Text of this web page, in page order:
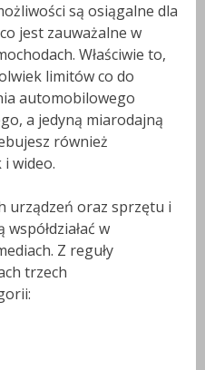
są osiągalne dla
jest zauważalne w
Właściwie to,
limitów co do
automobilowego
a jedyną miarodajną
również
wideo.
urządzeń oraz sprzętu i
w
Z reguły
trzech